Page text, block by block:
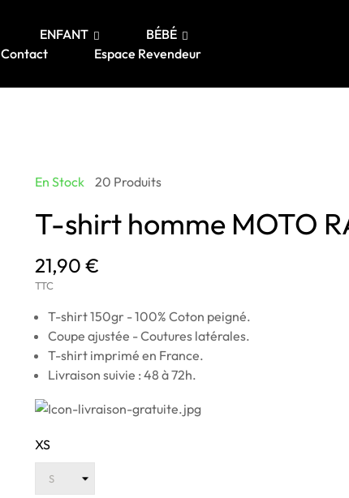
ENFANT
BÉBÉ
Contact Espace Revendeur
En Stock 20 Produits
T-shirt homme MOTO
21,90 €
TTC
T-shirt 150gr - 100% Coton peigné.
Coupe ajustée - Coutures latérales.
T-shirt imprimé en France.
Livraison suivie : 48 à 72h.
XS